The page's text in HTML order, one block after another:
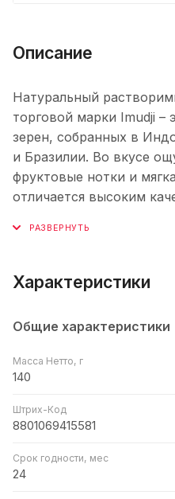
Описание
Натуральный
торговой марки Imudji –
зерен, собранных в
и Бразилии. Во вкусе
фруктовые нотки и
отличается высоким
Характеристики
Общие характеристики
Масса Нетто, г
140
Штрих-Код
8801069415581
Срок годности, мес
24